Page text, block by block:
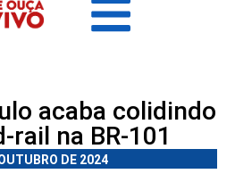
acaba colidindo
rail na BR-101
DE 2024